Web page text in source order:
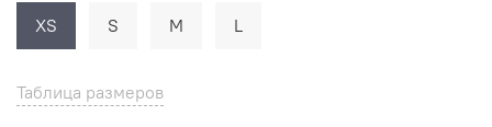
Таблица размеров
XS S M L